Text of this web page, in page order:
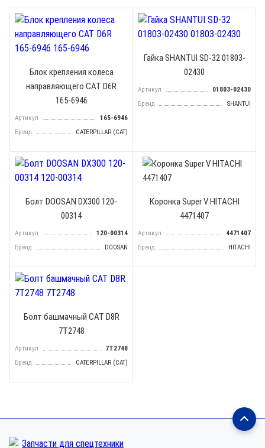
Блок крепления колеса
направляющего CAT D6R
165-6946
Артикул
165-6946
Бренд
CATERPILLAR (CAT)
Гайка SHANTUI SD-32 01803-
02430
Артикул
01803-02430
Бренд
SHANTUI
Болт DOOSAN DX300 120-
00314
Артикул
120-00314
Бренд
DOOSAN
Коронка Super V HITACHI
4471407
Артикул
4471407
Бренд
HITACHI
Болт башмачный CAT D8R
7T2748
Артикул
7T2748
Бренд
CATERPILLAR (CAT)